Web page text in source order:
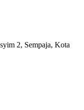
2, Sempaja, Kota